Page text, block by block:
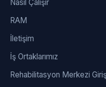
Nasıl Çalışır
RAM
İletişim
İş Ortaklarımız
Rehabilitasyon Merkezi